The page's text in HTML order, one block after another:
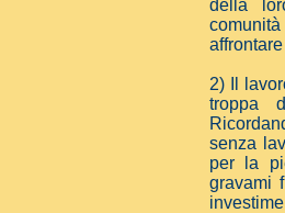
della
2) Il
troppa
senza
per la
gravami